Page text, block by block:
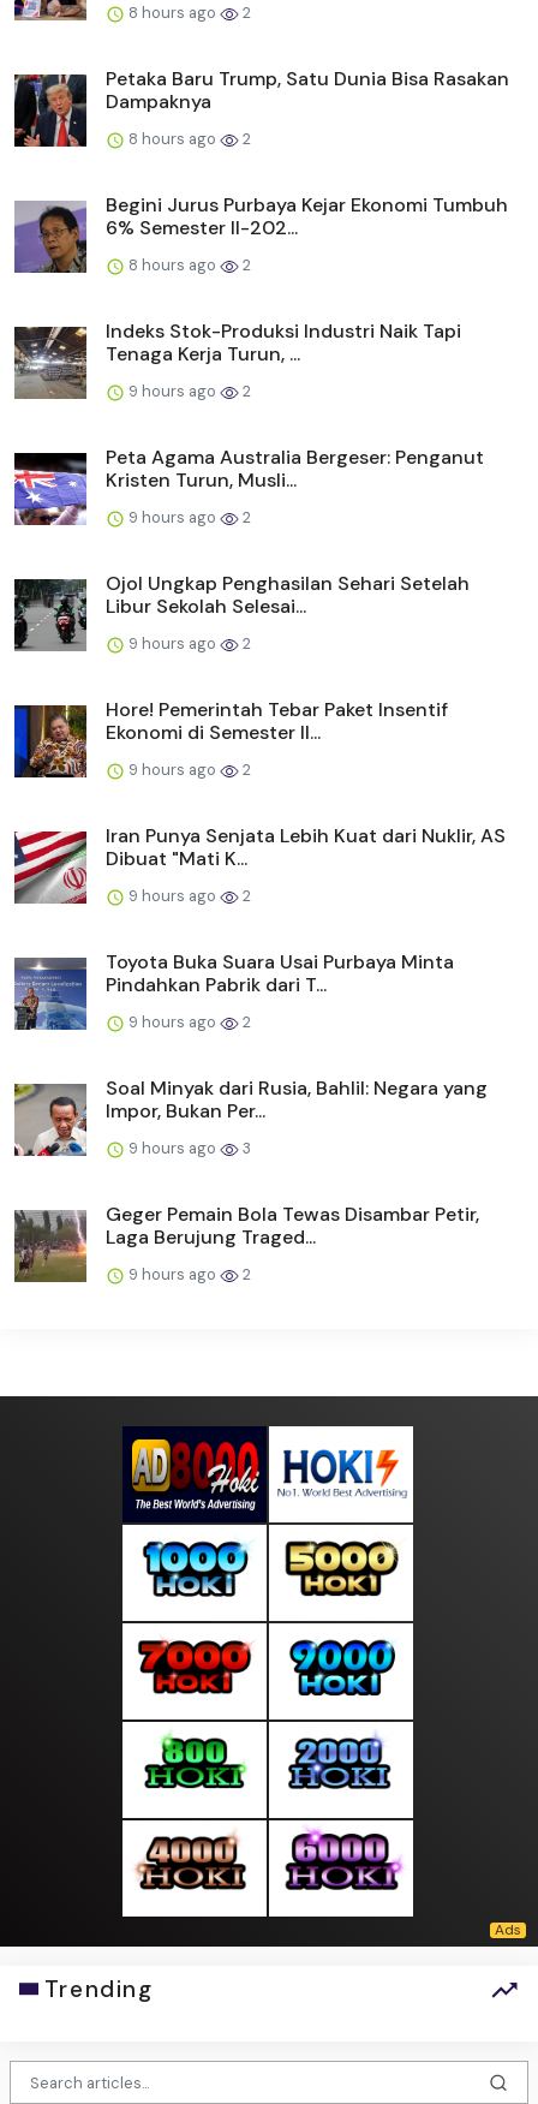
8 hours ago 2
Petaka Baru Trump, Satu Dunia Bisa Rasakan
Dampaknya
8 hours ago 2
Begini Jurus Purbaya Kejar Ekonomi Tumbuh
6% Semester II-202...
8 hours ago 2
Indeks Stok-Produksi Industri Naik Tapi
Tenaga Kerja Turun, ...
9 hours ago 2
Peta Agama Australia Bergeser: Penganut
Kristen Turun, Musli...
9 hours ago 2
Ojol Ungkap Penghasilan Sehari Setelah
Libur Sekolah Selesai...
9 hours ago 2
Hore! Pemerintah Tebar Paket Insentif
Ekonomi di Semester II...
9 hours ago 2
Iran Punya Senjata Lebih Kuat dari Nuklir, AS
Dibuat "Mati K...
9 hours ago 2
Toyota Buka Suara Usai Purbaya Minta
Pindahkan Pabrik dari T...
9 hours ago 2
Soal Minyak dari Rusia, Bahlil: Negara yang
Impor, Bukan Per...
9 hours ago 3
Geger Pemain Bola Tewas Disambar Petir,
Laga Berujung Traged...
9 hours ago 2
Trending